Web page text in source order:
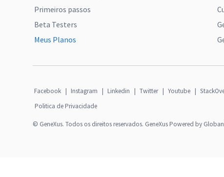
Primeiros passos
Beta Testers
Meus Planos
Facebook | Instagram | Linkedin | Twitter | Youtube |
Politica de Privacidade
© GeneXus. Todos os direitos reservados. GeneXus Powered by